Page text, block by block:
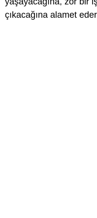
çıkacağına alamet